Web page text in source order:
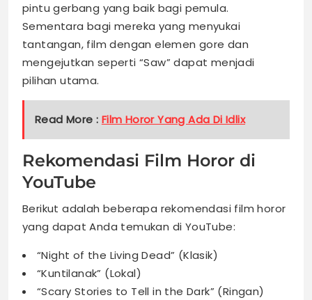
pintu gerbang yang baik bagi pemula.
Sementara bagi mereka yang menyukai
tantangan, film dengan elemen gore dan
mengejutkan seperti “Saw” dapat menjadi
pilihan utama.
Read More : Film Horor Yang Ada Di Idlix
Rekomendasi Film Horor di
YouTube
Berikut adalah beberapa rekomendasi film horor
yang dapat Anda temukan di YouTube:
“Night of the Living Dead” (Klasik)
“Kuntilanak” (Lokal)
“Scary Stories to Tell in the Dark” (Ringan)